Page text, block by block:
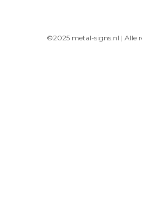
©2025 metal-signs.nl | Alle